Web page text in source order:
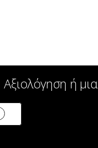
Αξιολόγηση ή μια